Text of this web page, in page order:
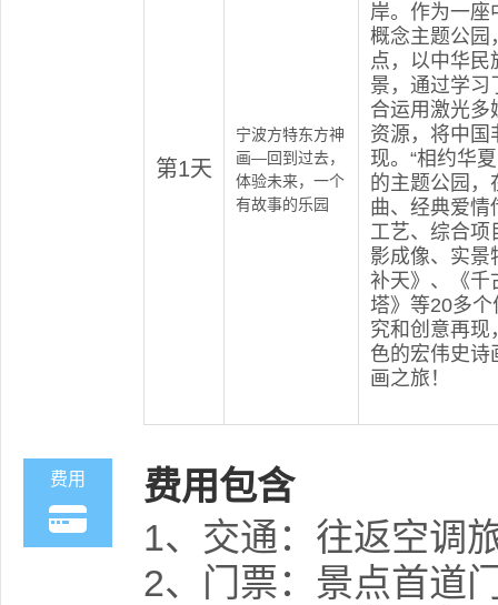
第1天
宁波方特东方神
画—回到过去，
体验未来，一个
有故事的乐园
岸。作为一座
概念主题公园
点，以中华
景，通过学习
合运用激光多
资源，将中国
现。“相约华
的主题公园
曲、经典爱情
工艺、综合项
影成像、实景
补天》、《千
塔》等20多
究和创意再现
色的宏伟史诗
画之旅！
费用
费用包含
1、交通：往返空调
2、门票：景点首道